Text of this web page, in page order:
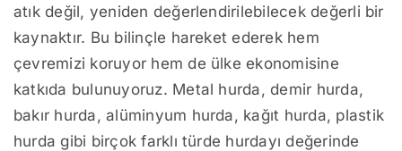
atık değil, yeniden değerlendirilebilecek değerli bir
kaynaktır. Bu bilinçle hareket ederek hem
çevremizi koruyor hem de ülke ekonomisine
katkıda bulunuyoruz. Metal hurda, demir hurda,
bakır hurda, alüminyum hurda, kağıt hurda, plastik
hurda gibi birçok farklı türde hurdayı değerinde